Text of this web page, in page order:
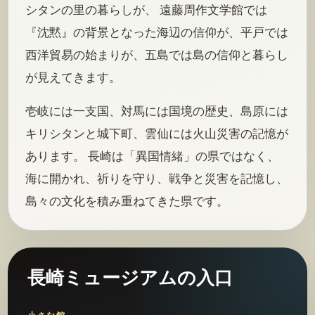
シタンの里の暮らしが、 遠藤周作文学館では
『沈黙』の背景となった海辺の信仰が、平戸では
西洋貿易の始まりが、五島では島の信仰と暮らし
が見えてきます。
壱岐には一支国、対馬には国境の歴史、島原には
キリシタンと城下町、雲仙には火山災害の記憶が
あります。 長崎は「異国情緒」の県ではなく、
海に開かれ、祈りを守り、戦争と災害を記憶し、
島々の文化を積み重ねてきた県です。
長崎ミュージアムの入口